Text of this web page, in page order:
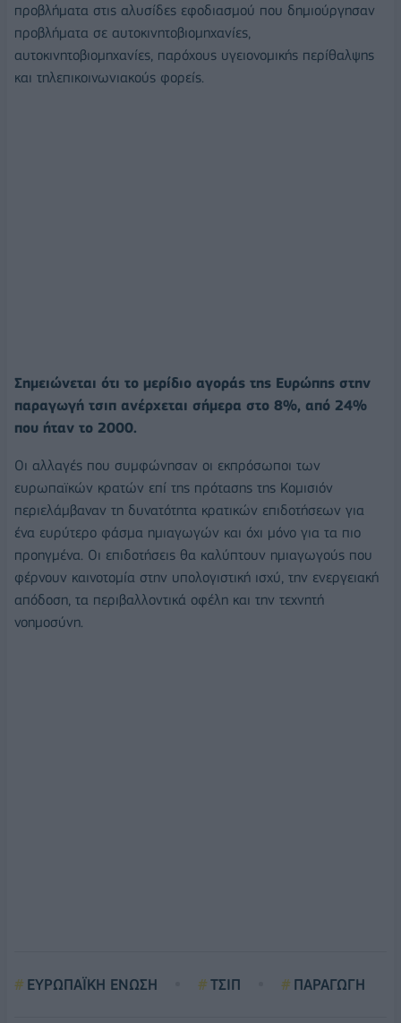
προβλήματα στις αλυσίδες εφοδιασμού που δημιούργησαν
προβλήματα σε αυτοκινητοβιομηχανίες,
αυτοκινητοβιομηχανίες, παρόχους υγειονομικής περίθαλψης
και τηλεπικοινωνιακούς φορείς.
Σημειώνεται ότι το μερίδιο αγοράς της Ευρώπης στην
παραγωγή τσιπ ανέρχεται σήμερα στο 8%, από 24%
που ήταν το 2000.
Οι αλλαγές που συμφώνησαν οι εκπρόσωποι των
ευρωπαϊκών κρατών επί της πρότασης της Κομισιόν
περιελάμβαναν τη δυνατότητα κρατικών επιδοτήσεων για
ένα ευρύτερο φάσμα ημιαγωγών και όχι μόνο για τα πιο
προηγμένα. Οι επιδοτήσεις θα καλύπτουν ημιαγωγούς που
φέρνουν καινοτομία στην υπολογιστική ισχύ, την ενεργειακή
απόδοση, τα περιβαλλοντικά οφέλη και την τεχνητή
νοημοσύνη.
ΕΥΡΩΠΑΪΚΗ ΕΝΩΣΗ ΤΣΙΠ ΠΑΡΑΓΩΓΗ